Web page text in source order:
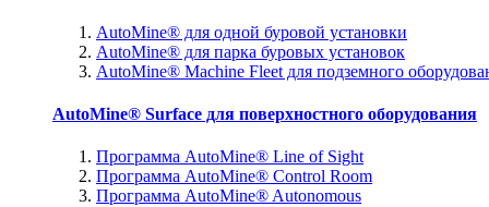
AutoMine® для одной буровой установки
AutoMine® для парка буровых установок
AutoMine® Machine Fleet для подземного
AutoMine® Surface для поверхностного оборудования
Программа AutoMine® Line of Sight
Программа AutoMine® Control Room
Программа AutoMine® Autonomous